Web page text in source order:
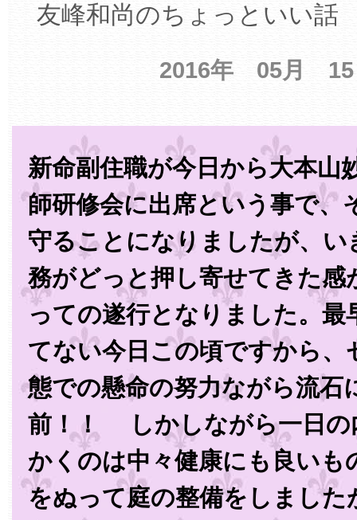
友峰和尚のちょっといい話
2016年 05月
新命副住職が今日から大本山
師研修会に出席という事で、
守ることになりましたが、い
務がどっと押し寄せてきた感
っての遂行となりました。最
てない今日この頃ですから、
態での懸命の努力ながら流石
前！！ しかしながら一日の
かくのは中々健康にも良いも
をぬって庭の整備をしました